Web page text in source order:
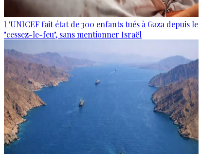
L'UNICEF fait état de 300 enfants tués à Gaza depuis le
"cessez-le-feu", sans mentionner Israël